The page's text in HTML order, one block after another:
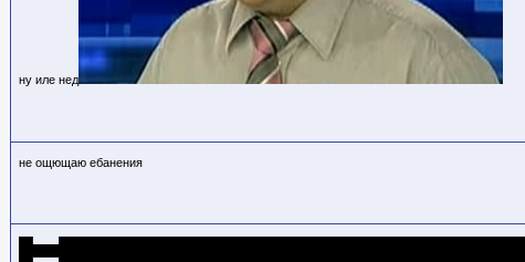
ну иле нед
не ощющаю ебанения